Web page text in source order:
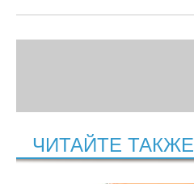
ЧИТАЙТЕ ТАКЖЕ